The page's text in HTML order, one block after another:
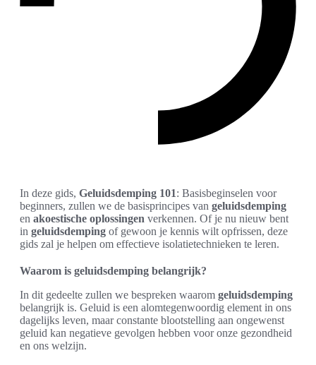
In deze gids, Geluidsdemping 101: Basisbeginselen voor
beginners, zullen we de basisprincipes van geluidsdemping
en akoestische oplossingen verkennen. Of je nu nieuw bent
in geluidsdemping of gewoon je kennis wilt opfrissen, deze
gids zal je helpen om effectieve isolatietechnieken te leren.
Waarom is geluidsdemping belangrijk?
In dit gedeelte zullen we bespreken waarom geluidsdemping
belangrijk is. Geluid is een alomtegenwoordig element in ons
dagelijks leven, maar constante blootstelling aan ongewenst
geluid kan negatieve gevolgen hebben voor onze gezondheid
en ons welzijn.